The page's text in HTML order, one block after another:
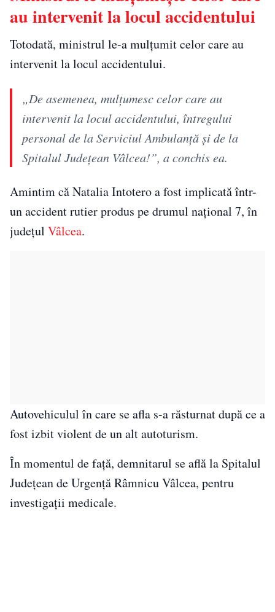
au intervenit la locul accidentului
Totodată, ministrul le-a mulțumit celor care au
intervenit la locul accidentului.
„De asemenea, mulţumesc celor care au
intervenit la locul accidentului, întregului
personal de la Serviciul Ambulanţă şi de la
Spitalul Judeţean Vâlcea!”, a conchis ea.
Amintim că Natalia Intotero a fost implicată într-
un accident rutier produs pe drumul naţional 7, în
judeţul Vâlcea.
Autovehiculul în care se afla s-a răsturnat după ce a
fost izbit violent de un alt autoturism.
În momentul de față, demnitarul se află la Spitalul
Judeţean de Urgenţă Râmnicu Vâlcea, pentru
investigaţii medicale.